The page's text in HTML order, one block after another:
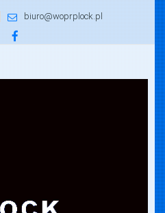
biuro@woprplock.pl